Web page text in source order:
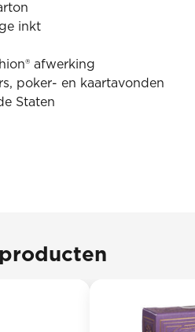
inkt
afwerking
poker- en kaartavonden
Staten